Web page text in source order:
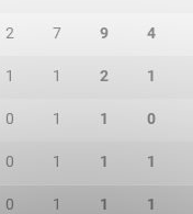
2 7 9 4
1 1 2 1
0 1 1 0
0 1 1 1
0 1 1 1